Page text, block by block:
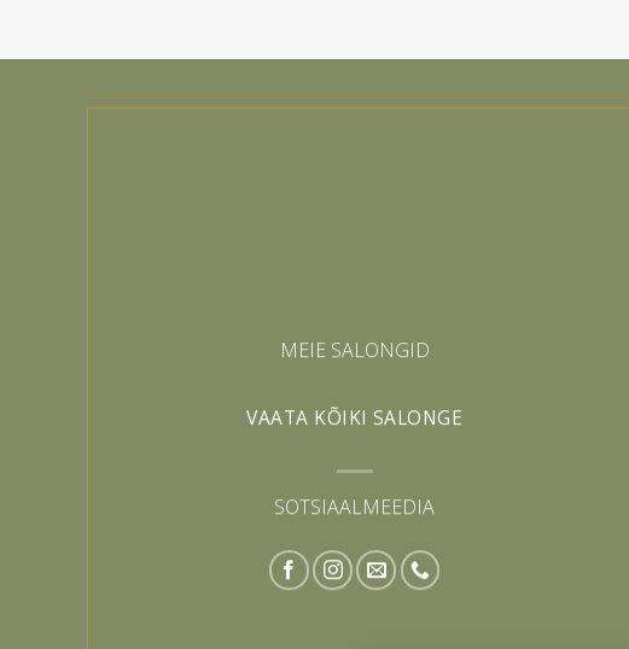
MEIE SALONGID
VAATA KÕIKI SALONGE
SOTSIAALMEEDIA